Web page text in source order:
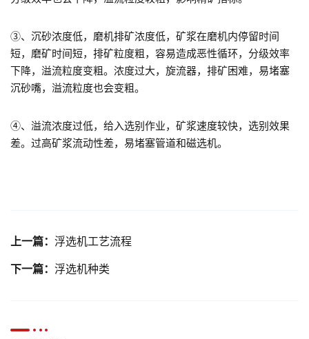
③、沉砂浓度低，磨机排矿浓度低，矿浆在磨机内停留时间
短，磨矿时间短，排矿粒度粗，容易造成恶性循环，分级效率
下降，溢流粒度变粗。浓度过大，旋流器，排矿困难，易堵塞
沉砂嘴，溢流粒度也会变粗。
④、溢流浓度过低，给入选别作业，矿浆速度较快，选别效果
差。过高矿浆流动性差，易堵塞管道和磁选机。
上一篇： 浮选机工艺流程
下一篇： 浮选机种类